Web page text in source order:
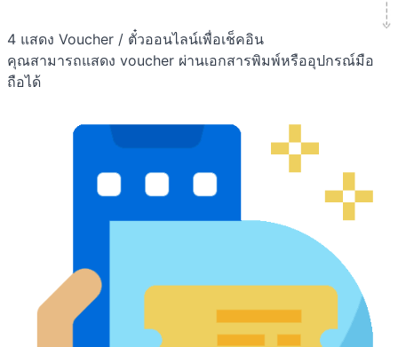
4 แสดง Voucher / ตั๋วออนไลน์เพื่อเช็คอิน
คุณสามารถแสดง voucher ผ่านเอกสารพิมพ์หรืออุปกรณ์มือ
ถือได้